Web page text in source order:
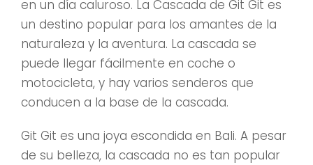
en un día caluroso. La Cascada de Git Git es
un destino popular para los amantes de la
naturaleza y la aventura. La cascada se
puede llegar fácilmente en coche o
motocicleta, y hay varios senderos que
conducen a la base de la cascada.
Git Git es una joya escondida en Bali. A pesar
de su belleza, la cascada no es tan popular